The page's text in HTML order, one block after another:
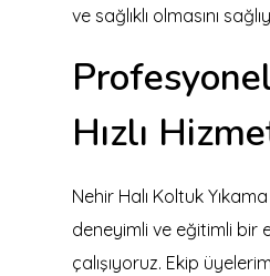
ve sağlıklı olmasını
Hızlı
Nehir Halı Koltuk
deneyimli ve eğitimli bir
çalışıyoruz. Ekip